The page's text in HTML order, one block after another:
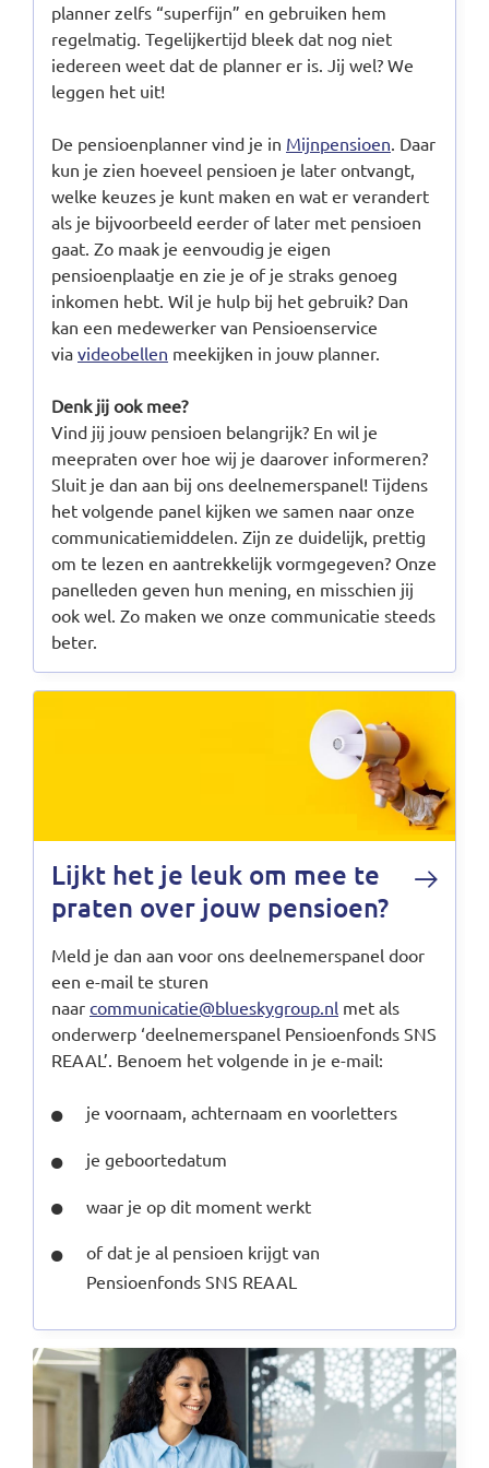
planner zelfs “superfijn” en gebruiken hem
regelmatig. Tegelijkertijd bleek dat nog niet
iedereen weet dat de planner er is. Jij wel? We
leggen het uit!
De pensioenplanner vind je in Mijnpensioen. Daar
kun je zien hoeveel pensioen je later ontvangt,
welke keuzes je kunt maken en wat er verandert
als je bijvoorbeeld eerder of later met pensioen
gaat. Zo maak je eenvoudig je eigen
pensioenplaatje en zie je of je straks genoeg
inkomen hebt. Wil je hulp bij het gebruik? Dan
kan een medewerker van Pensioenservice
via videobellen meekijken in jouw planner.
Denk jij ook mee?
Vind jij jouw pensioen belangrijk? En wil je
meepraten over hoe wij je daarover informeren?
Sluit je dan aan bij ons deelnemerspanel! Tijdens
het volgende panel kijken we samen naar onze
communicatiemiddelen. Zijn ze duidelijk, prettig
om te lezen en aantrekkelijk vormgegeven? Onze
panelleden geven hun mening, en misschien jij
ook wel. Zo maken we onze communicatie steeds
beter.
Lijkt het je leuk om mee te
praten over jouw pensioen?
Meld je dan aan voor ons deelnemerspanel door
een e-mail te sturen
naar communicatie@blueskygroup.nl met als
onderwerp ‘deelnemerspanel Pensioenfonds SNS
REAAL’. Benoem het volgende in je e-mail:
je voornaam, achternaam en voorletters
je geboortedatum
waar je op dit moment werkt
of dat je al pensioen krijgt van
Pensioenfonds SNS REAAL